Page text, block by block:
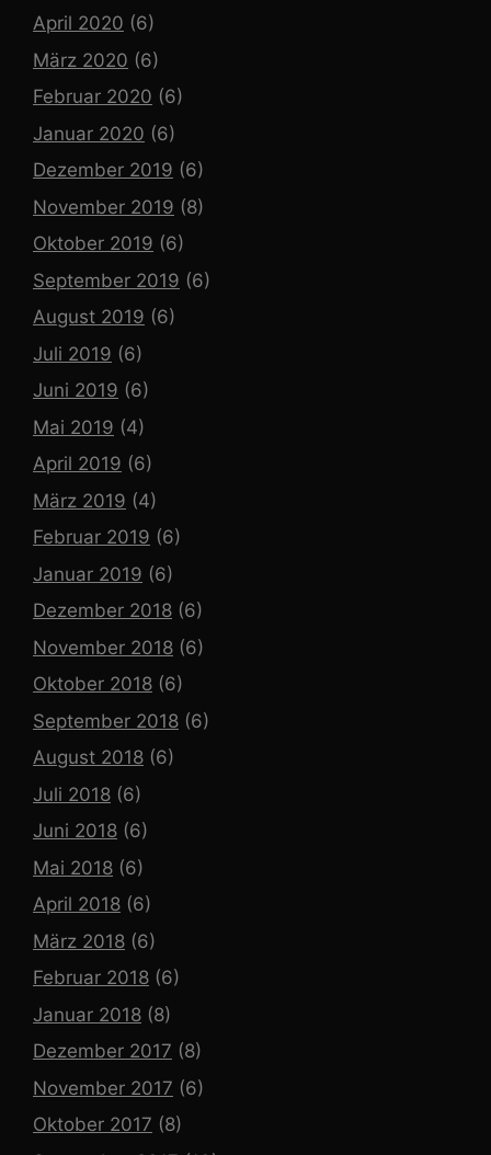
April 2020 (6)
März 2020 (6)
Februar 2020 (6)
Januar 2020 (6)
Dezember 2019 (6)
November 2019 (8)
Oktober 2019 (6)
September 2019 (6)
August 2019 (6)
Juli 2019 (6)
Juni 2019 (6)
Mai 2019 (4)
April 2019 (6)
März 2019 (4)
Februar 2019 (6)
Januar 2019 (6)
Dezember 2018 (6)
November 2018 (6)
Oktober 2018 (6)
September 2018 (6)
August 2018 (6)
Juli 2018 (6)
Juni 2018 (6)
Mai 2018 (6)
April 2018 (6)
März 2018 (6)
Februar 2018 (6)
Januar 2018 (8)
Dezember 2017 (8)
November 2017 (6)
Oktober 2017 (8)